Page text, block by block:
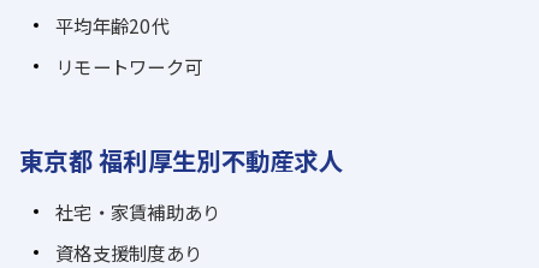
平均年齢20代
リモートワーク可
東京都 福利厚生別不動産求人
社宅・家賃補助あり
資格支援制度あり